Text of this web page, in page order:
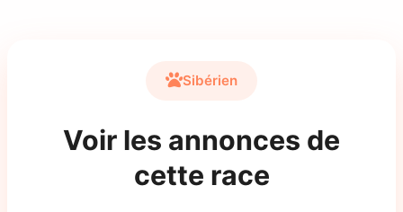
Sibérien
Voir les annonces de
cette race